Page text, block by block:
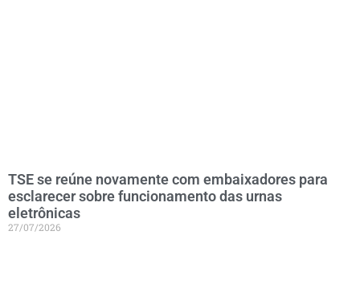
TSE se reúne novamente com embaixadores para
esclarecer sobre funcionamento das urnas
eletrônicas
27/07/2026